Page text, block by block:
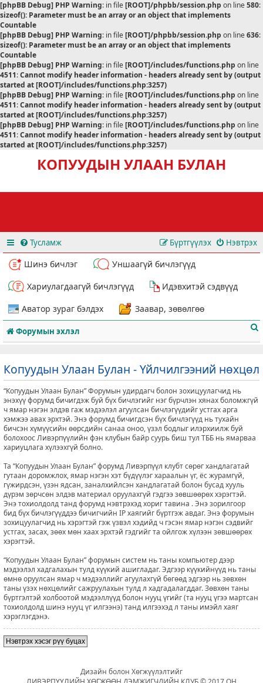
[phpBB Debug] PHP Warning: in file[ROOT]/phpbb/session.php on line580:
sizeof(): Parameter must be an array or an object that implements
Countable
[phpBB Debug] PHP Warning: in file[ROOT]/phpbb/session.php on line636:
sizeof(): Parameter must be an array or an object that implements
Countable
[phpBB Debug] PHP Warning: in file[ROOT]/includes/functions.php on line
4511:Cannot modify header information - headers already sent by (output
started at [ROOT]/includes/functions.php:3257)
[phpBB Debug] PHP Warning: in file[ROOT]/includes/functions.php on line
4511:Cannot modify header information - headers already sent by (output
started at [ROOT]/includes/functions.php:3257)
[phpBB Debug] PHP Warning: in file[ROOT]/includes/functions.php on line
4511:Cannot modify header information - headers already sent by (output
started at [ROOT]/includes/functions.php:3257)
КОПУУДЫН УЛААН БУЛАН
Тусламж Нэвтрэх
Бүртгүүлэх
Шинэ бичлэг
Уншаагүй бичлэгүүд
Хариулагдаагүй бичлэгүүд
Идэвхитэй сэдвүүд
Аватор зураг бэлдэх
Заавар, зөвөлгөө
Форумын эхлэл
Копуудын Улаан Булан - Үйлчилгээний нөхцөл
“Копуудын Улаан Булан” Форумын удирдагч болон зохицуулагчид нь
энэхүү форумд бичигдэж буй бүх бичлэгийг нэг бүрчлэн хянах боломжгүй
ч ямар нэгэн элдэв гаж мэдээлэл агуулсан бичлэгүүдийг устгах арга
хэмжээ авах эрхтэй. Энэ форумд бичигдсэн бүх бичлэгүүд нь тухайн
бичсэн хүмүүсийн өөрсдийн санаа оноо, үзэл бодлыг илэрхиилж буй
болохоос Ливэрпүүлийн фэн клубын байр суурь биш тул ТББ нь ямарваа
хариуцлага хүлээхгүй болно.
Та “Копуудын Улаан Булан” форумд Ливэрпүүл клубт сөрөг хандлагатай
гутаан доромжлох, ямар нэгэн хэт бүдүүлэг хараалын үг, ёс журамгүй,
гүжирдсэн, үзэн ядсан, заналхийлсэн хандлагатай болон бусад хууль
дүрэм зөрчсөн элдэв материал оруулахгүй гэдгээ зөвшөөрөх хэрэгтэй.
Энэ тохиолдолд танд форумд нэвтрэхэд хориг тавина . Энэ зорилгоор
бид бүх бичлэгүүддээ бичигчийн IP хаягийг бүртгэж авдаг. Энэ форумын
зохицуулагчид нь хэрэгтэй гэж үзвэл хэдийд ч гэсэн ямар нэгэн сэдвийг
устгах, засах, зөөх мөн хаах эрхтэй гэдгийг та ойлгож хүлээн зөвшөөрөх
хэрэгтэй.
“Копуудын Улаан Булан” форумын систем нь таны компьютер дээр
мэдээлэл хадгалахын тулд күүкий ашигладаг. Эдгээр күүкийнүүд нь таны
өмнө оруулсан ямар ч мэдээллийг агуулахгүй бөгөөд эдгээр нь зөвхөн
таны үзэх нөхцөлийг сажруулахын тулд л хадгадалагддаг. Зөвхөн таны
бүртгэлтэй холбоотой мэдээллүүд болон нууц үгийг (та нууц үгээ мартсан
тохиолдолд шинэ нууц үг илгээнэ) танд илгээхэд л таны имэйл хаяг
хэрэглэгдэнэ.
Нэвтрэх хэсэг рүү буцах
Дизайн болон Хөгжүүлэлтийг